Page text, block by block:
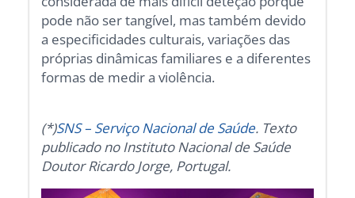
pode não ser tangível, mas também devido
a especificidades culturais, variações das
próprias dinâmicas familiares e a diferentes
formas de medir a violência.
(*)SNS – Serviço Nacional de Saúde. Texto
publicado no Instituto Nacional de Saúde
Doutor Ricardo Jorge, Portugal.